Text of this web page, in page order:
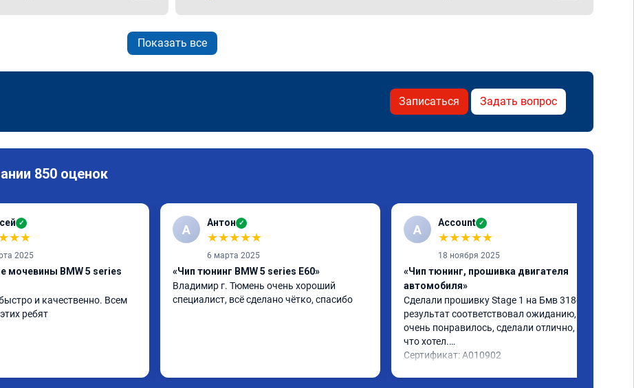
Показать все
Записаться Задать вопрос
850 оценок
✓
★★
2025
мочевины BMW 5 series
и качественно. Всем
ребят
А Антон ✓
★★★★★
6 марта 2025
«Чип тюнинг BMW 5 series E60»
Владимир г. Тюмень очень хороший
специалист, всё сделано чётко, спасибо
A Account ✓
★★★★★
18 ноября 2025
«Чип тюнинг, прошивка двигателя
автомобиля»
Сделали прошивку Stage 1 на Бмв 318d,
результат соответствовал ожиданию, все
очень понравилось, сделали отлично, то
что хотел.
Сертификат: A010902